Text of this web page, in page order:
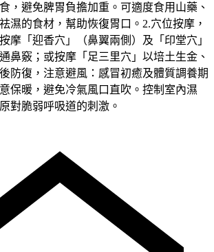
，避免脾胃負擔加重。可適度食用山藥、
濕的食材，幫助恢復胃口。2.穴位按摩，
摩「迎香穴」（鼻翼兩側）及「印堂穴」
鼻竅；或按摩「足三里穴」以培土生金、
防復，注意避風：感冒初癒及體質調養期
保暖，避免冷氣風口直吹。控制室內濕
對脆弱呼吸道的刺激。